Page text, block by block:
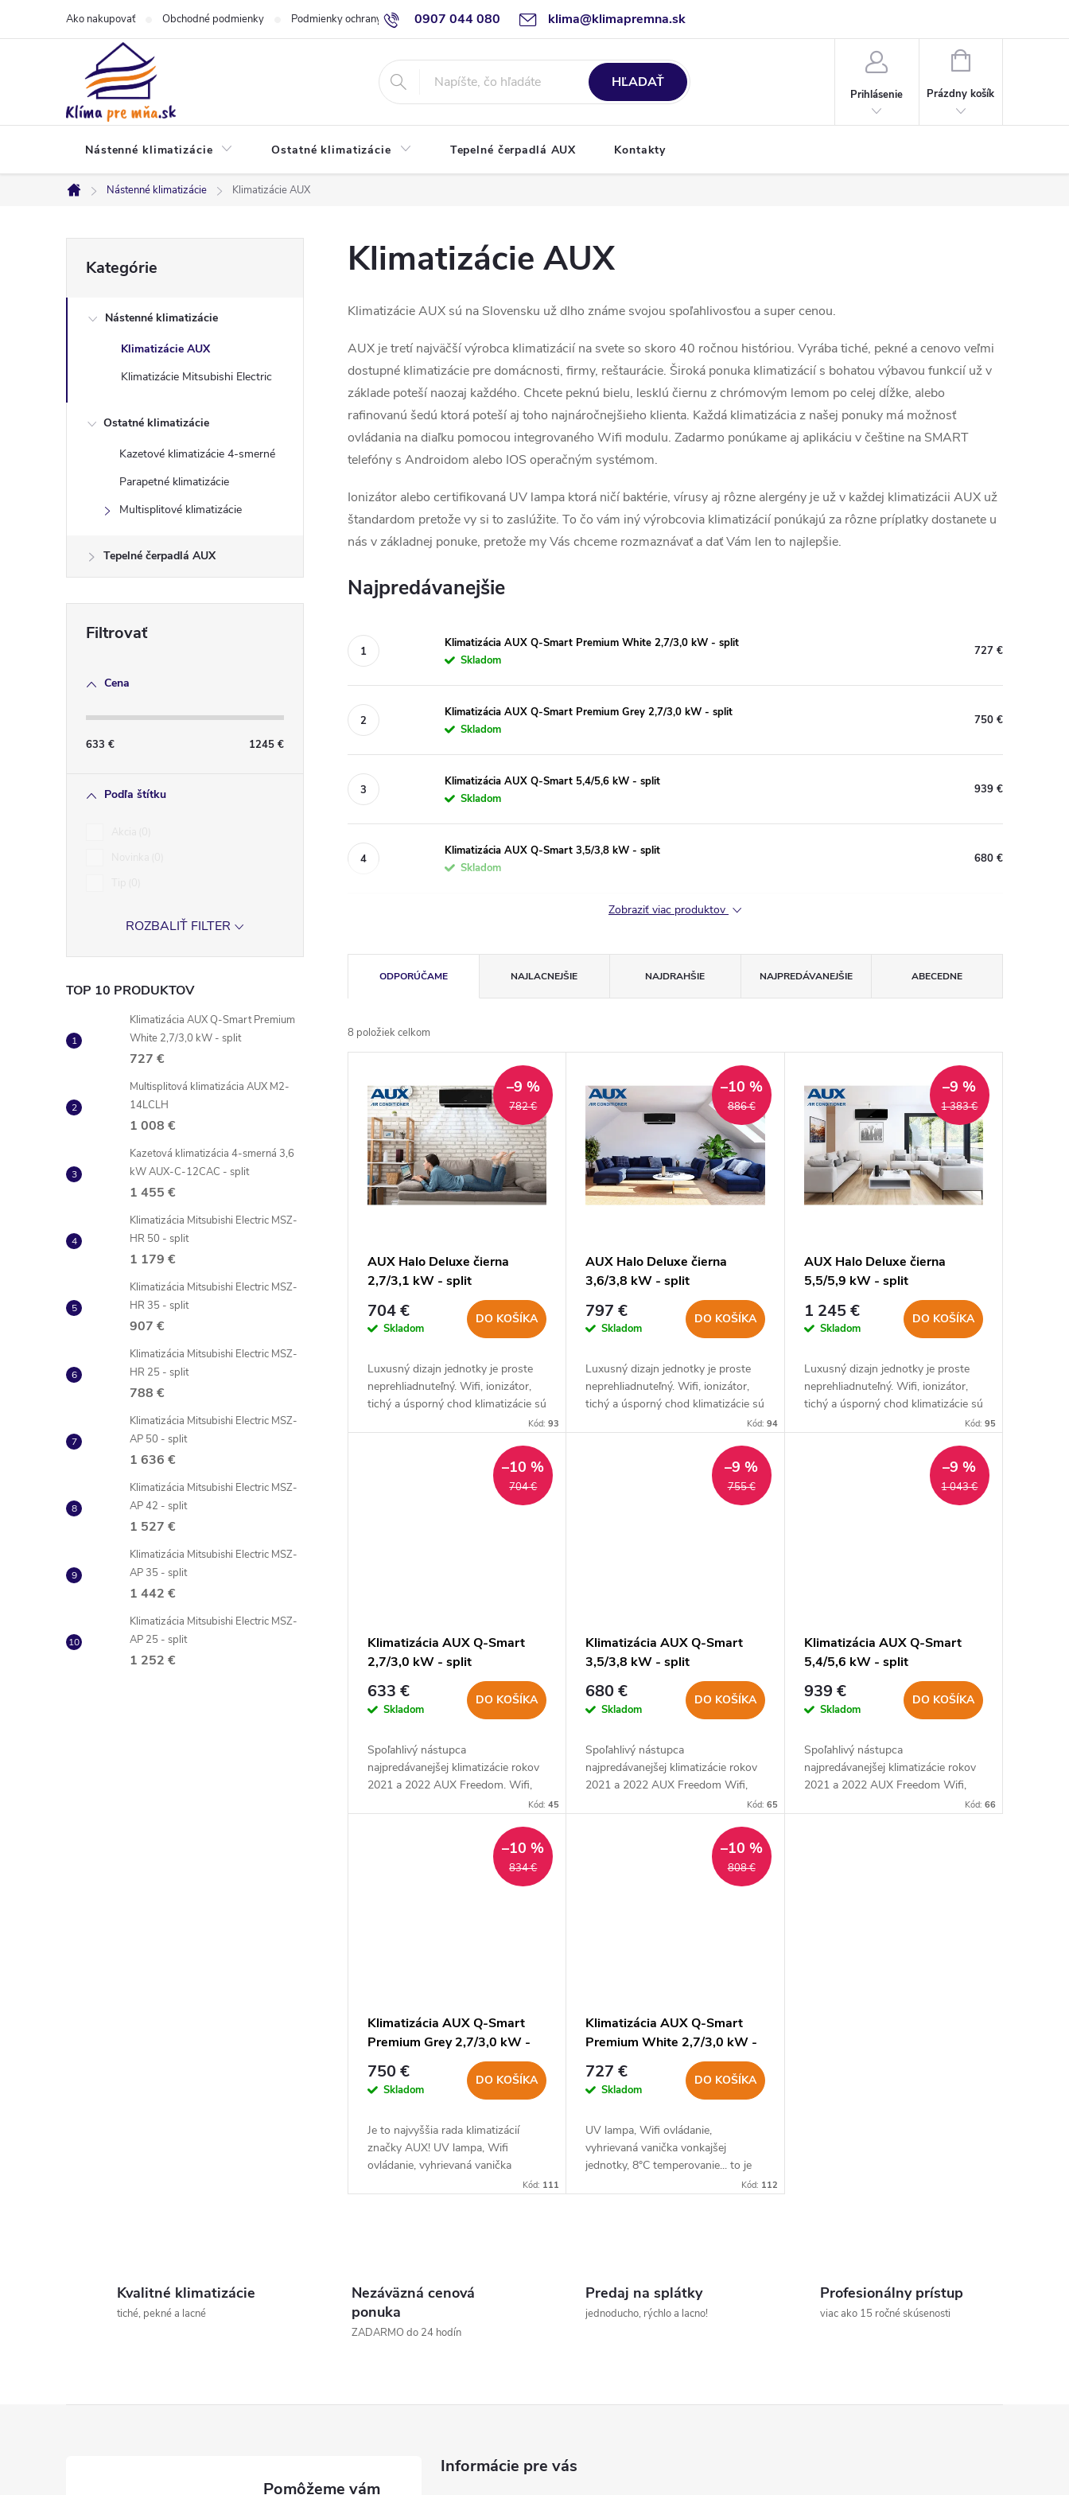
0907 044 080 klima@klimapremna.sk
Ako nakupovať Obchodné podmienky Podmienky ochrany osobných údajov
HĽADAŤ
Prihlásenie
NÁKUPNÝ
Prázdny košík
Nástenné klimatizácie Ostatné klimatizácie Tepelné čerpadlá AUX Kontakty
Domov
Nástenné klimatizácie Klimatizácie AUX
o
ý
e
l
kategórie
Kategórie
Nástenné klimatizácie
Klimatizácie AUX
Klimatizácie Mitsubishi Electric
Ostatné klimatizácie
Kazetové klimatizácie 4-smerné
Parapetné klimatizácie
Multisplitové klimatizácie
Tepelné čerpadlá AUX
Cena
633 € 1245 €
Podľa štítku
ROZBALIŤ FILTER
TOP 10 PRODUKTOV
Klimatizácia AUX Q-Smart Premium
White 2,7/3,0 kW - split
727 €
Multisplitová klimatizácia AUX M2-
14LCLH
1 008 €
Kazetová klimatizácia 4-smerná 3,6
kW AUX-C-12CAC - split
1 455 €
Klimatizácia Mitsubishi Electric MSZ-
HR 50 - split
1 179 €
Klimatizácia Mitsubishi Electric MSZ-
HR 35 - split
907 €
Klimatizácia Mitsubishi Electric MSZ-
HR 25 - split
788 €
Klimatizácia Mitsubishi Electric MSZ-
AP 50 - split
1 636 €
Klimatizácia Mitsubishi Electric MSZ-
AP 42 - split
1 527 €
Klimatizácia Mitsubishi Electric MSZ-
AP 35 - split
1 442 €
Klimatizácia Mitsubishi Electric MSZ-
AP 25 - split
1 252 €
Klimatizácie AUX
Klimatizácie AUX sú na Slovensku už dlho známe svojou spoľahlivosťou a super cenou.
AUX je tretí najväčší výrobca klimatizácií na svete so skoro 40 ročnou históriou. Vyrába tiché, pekné a cenovo veľmi
dostupné klimatizácie pre domácnosti, firmy, reštaurácie. Široká ponuka klimatizácií s bohatou výbavou funkcií už v
základe poteší naozaj každého. Chcete peknú bielu, lesklú čiernu z chrómovým lemom po celej dĺžke, alebo
rafinovanú šedú ktorá poteší aj toho najnáročnejšieho klienta. Každá klimatizácia z našej ponuky má možnosť
ovládania na diaľku pomocou integrovaného Wifi modulu. Zadarmo ponúkame aj aplikáciu v češtine na SMART
telefóny s Androidom alebo IOS operačným systémom.
Ionizátor alebo certifikovaná UV lampa ktorá ničí baktérie, vírusy aj rôzne alergény je už v každej klimatizácii AUX už
štandardom pretože vy si to zaslúžite. To čo vám iný výrobcovia klimatizácií ponúkajú za rôzne príplatky dostanete u
nás v základnej ponuke, pretože my Vás chceme rozmaznávať a dať Vám len to najlepšie.
Najpredávanejšie
Klimatizácia AUX Q-Smart Premium White 2,7/3,0 kW - split
Skladom
727 €
Klimatizácia AUX Q-Smart Premium Grey 2,7/3,0 kW - split
Skladom
750 €
Klimatizácia AUX Q-Smart 5,4/5,6 kW - split
Skladom
939 €
Klimatizácia AUX Q-Smart 3,5/3,8 kW - split
Skladom
680 €
Zobraziť viac produktov
a
d
ODPORÚČAME NAJLACNEJŠIE NAJDRAHŠIE NAJPREDÁVANEJŠIE ABECEDNE
8 položiek celkom
u
782 €
–9 %
AUX Halo Deluxe čierna
2,7/3,1 kW - split
704 €
Skladom
DO KOŠÍKA
Luxusný dizajn jednotky je proste
neprehliadnuteľný. Wifi, ionizátor,
tichý a úsporný chod klimatizácie sú
Kód:93
886 €
–10 %
AUX Halo Deluxe čierna
3,6/3,8 kW - split
797 €
Skladom
DO KOŠÍKA
Luxusný dizajn jednotky je proste
neprehliadnuteľný. Wifi, ionizátor,
tichý a úsporný chod klimatizácie sú
Kód: 94
1 383 €
–9 %
AUX Halo Deluxe čierna
5,5/5,9 kW - split
1 245 €
Skladom
DO KOŠÍKA
Luxusný dizajn jednotky je proste
neprehliadnuteľný. Wifi, ionizátor,
tichý a úsporný chod klimatizácie sú
Kód: 95
704 €
–10 %
Klimatizácia AUX Q-Smart
2,7/3,0 kW - split
633 €
Skladom
DO KOŠÍKA
Spoľahlivý nástupca
najpredávanejšej klimatizácie rokov
2021 a 2022 AUX Freedom. Wifi,
ionizátor, 4D distribúcia vzduchu už
Kód:45
755 €
–9 %
Klimatizácia AUX Q-Smart
3,5/3,8 kW - split
680 €
Skladom
DO KOŠÍKA
Spoľahlivý nástupca
najpredávanejšej klimatizácie rokov
2021 a 2022 AUX Freedom Wifi,
ionizátor, 4D distribúcia vzduchu už
Kód: 65
1 043 €
–9 %
Klimatizácia AUX Q-Smart
5,4/5,6 kW - split
939 €
Skladom
DO KOŠÍKA
Spoľahlivý nástupca
najpredávanejšej klimatizácie rokov
2021 a 2022 AUX Freedom Wifi,
ionizátor, 4D distribúcia vzduchu už
Kód: 66
834 €
–10 %
Klimatizácia AUX Q-Smart
Premium Grey 2,7/3,0 kW -
split
750 €
Skladom
DO KOŠÍKA
Je to najvyššia rada klimatizácií
značky AUX! UV lampa, Wifi
ovládanie, vyhrievaná vanička
Kód: 111
808 €
–10 %
Klimatizácia AUX Q-Smart
Premium White 2,7/3,0 kW -
split
727 €
Skladom
DO KOŠÍKA
UV lampa, Wifi ovládanie,
vyhrievaná vanička vonkajšej
jednotky, 8°C temperovanie... to je
len zlomok výnimočných funkciíKód: 112
v
l
a
Kvalitné klimatizácie
tiché, pekné a lacné
Nezáväzná cenová
ponuka
ZADARMO do 24 hodín
Predaj na splátky
jednoducho, rýchlo a lacno!
Profesionálny prístup
viac ako 15 ročné skúsenosti
Informácie pre vás